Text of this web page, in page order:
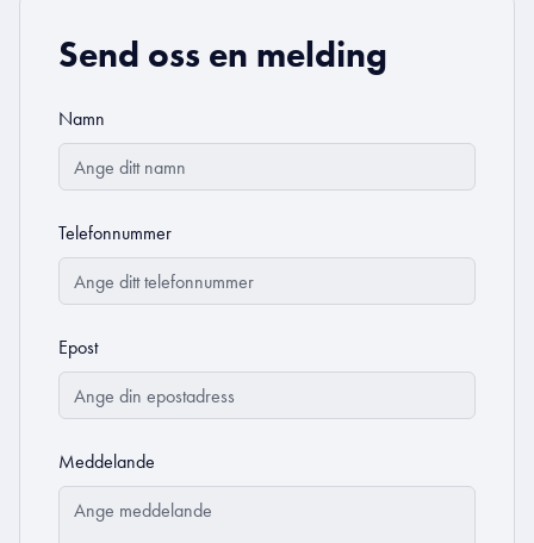
Send oss en melding
Namn
Telefonnummer
Epost
Meddelande